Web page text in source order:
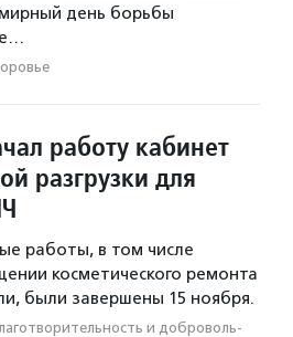
день борьбы
работу кабинет
разгрузки для
работы, в том числе
косметического ремонта
были завершены 15 ноября.
и доброволь­